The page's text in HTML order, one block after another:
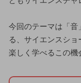
今回のテーマは「音
る、サイエンスシ
楽しく学べるこの機